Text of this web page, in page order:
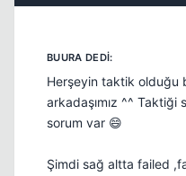
Herşeyin taktik olduğu
arkadaşımız ^^
sorum var 😄
Şimdi sağ altta failed